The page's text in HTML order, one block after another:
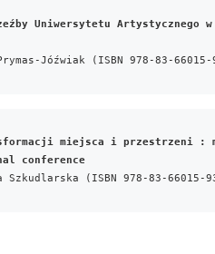
Rzeźby Uniwersytetu
Jóźwiak (ISBN 978-83-66015-
miejsca i przestrzeni :
conference
(ISBN 978-83-66015-